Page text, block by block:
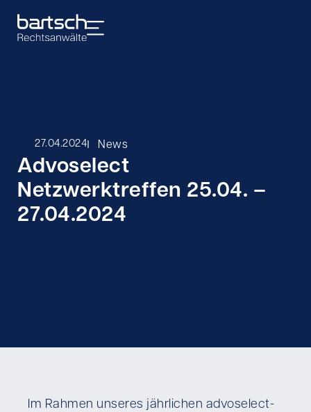
I News
27.04.2024
Advoselect
Netzwerktreffen 25.04. –
27.04.2024
Im Rahmen unseres jährlichen advoselect-